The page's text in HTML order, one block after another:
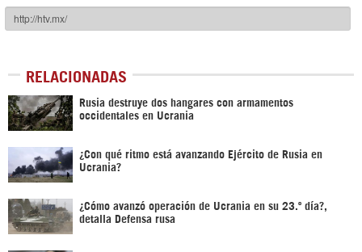
RELACIONADAS
Rusia destruye dos hangares con armamentos
occidentales en Ucrania
¿Con qué ritmo está avanzando Ejército de Rusia en
Ucrania?
¿Cómo avanzó operación de Ucrania en su 23.º día?,
detalla Defensa rusa